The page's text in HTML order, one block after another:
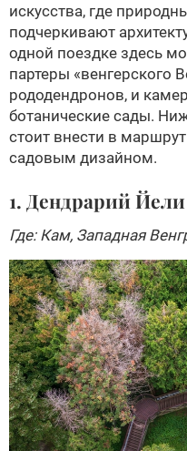
искусства, где
подчеркивают
одной поездке здесь
партеры «венгерского
рододендронов, и
ботанические сады.
стоит внести в
садовым дизайном.
1. Дендрарий Йели
Где: Кам, Западная